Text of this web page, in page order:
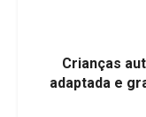
Crianças
adaptada e